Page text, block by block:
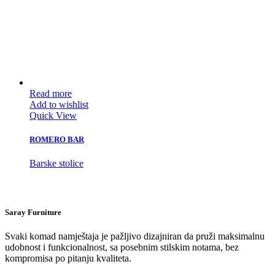
Read more
Add to wishlist
Quick View
ROMERO BAR
Barske stolice
Saray Furniture
Svaki komad namještaja je pažljivo dizajniran da pruži maksimalnu
udobnost i funkcionalnost, sa posebnim stilskim notama, bez
kompromisa po pitanju kvaliteta.